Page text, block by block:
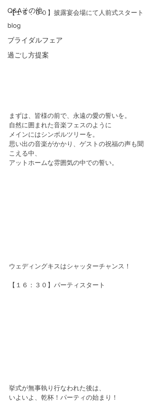
Q&Aその他
blog
ブライダルフェア
過ごし方提案
【１６：００】披露宴会場にて人前式スタート
まずは、皆様の前で、永遠の愛の誓いを。
自然に囲まれた音楽フェスのように
メインにはシンボルツリーを。
思い出の音楽がかかり、ゲストの祝福の声も聞
こえる中、
アットホームな雰囲気の中での誓い。
ウェディングキスはシャッターチャンス！
【１６：３０】パーティスタート
挙式が無事執り行なわれた後は、
いよいよ、乾杯！パーティの始まり！